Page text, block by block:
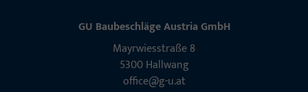
GU Baubeschläge Aus­tria GmbH
Mayrwies­straße 8
5300 Hall­wang
office@g-u.at